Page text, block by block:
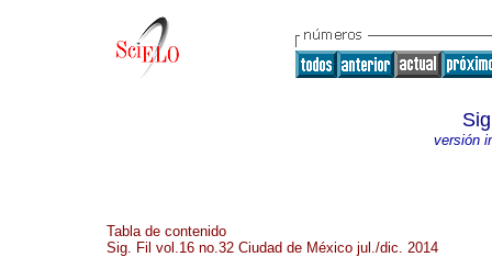
versión
Tabla de contenido
Sig. Fil vol.16 no.32 Ciudad de México jul./dic. 2014